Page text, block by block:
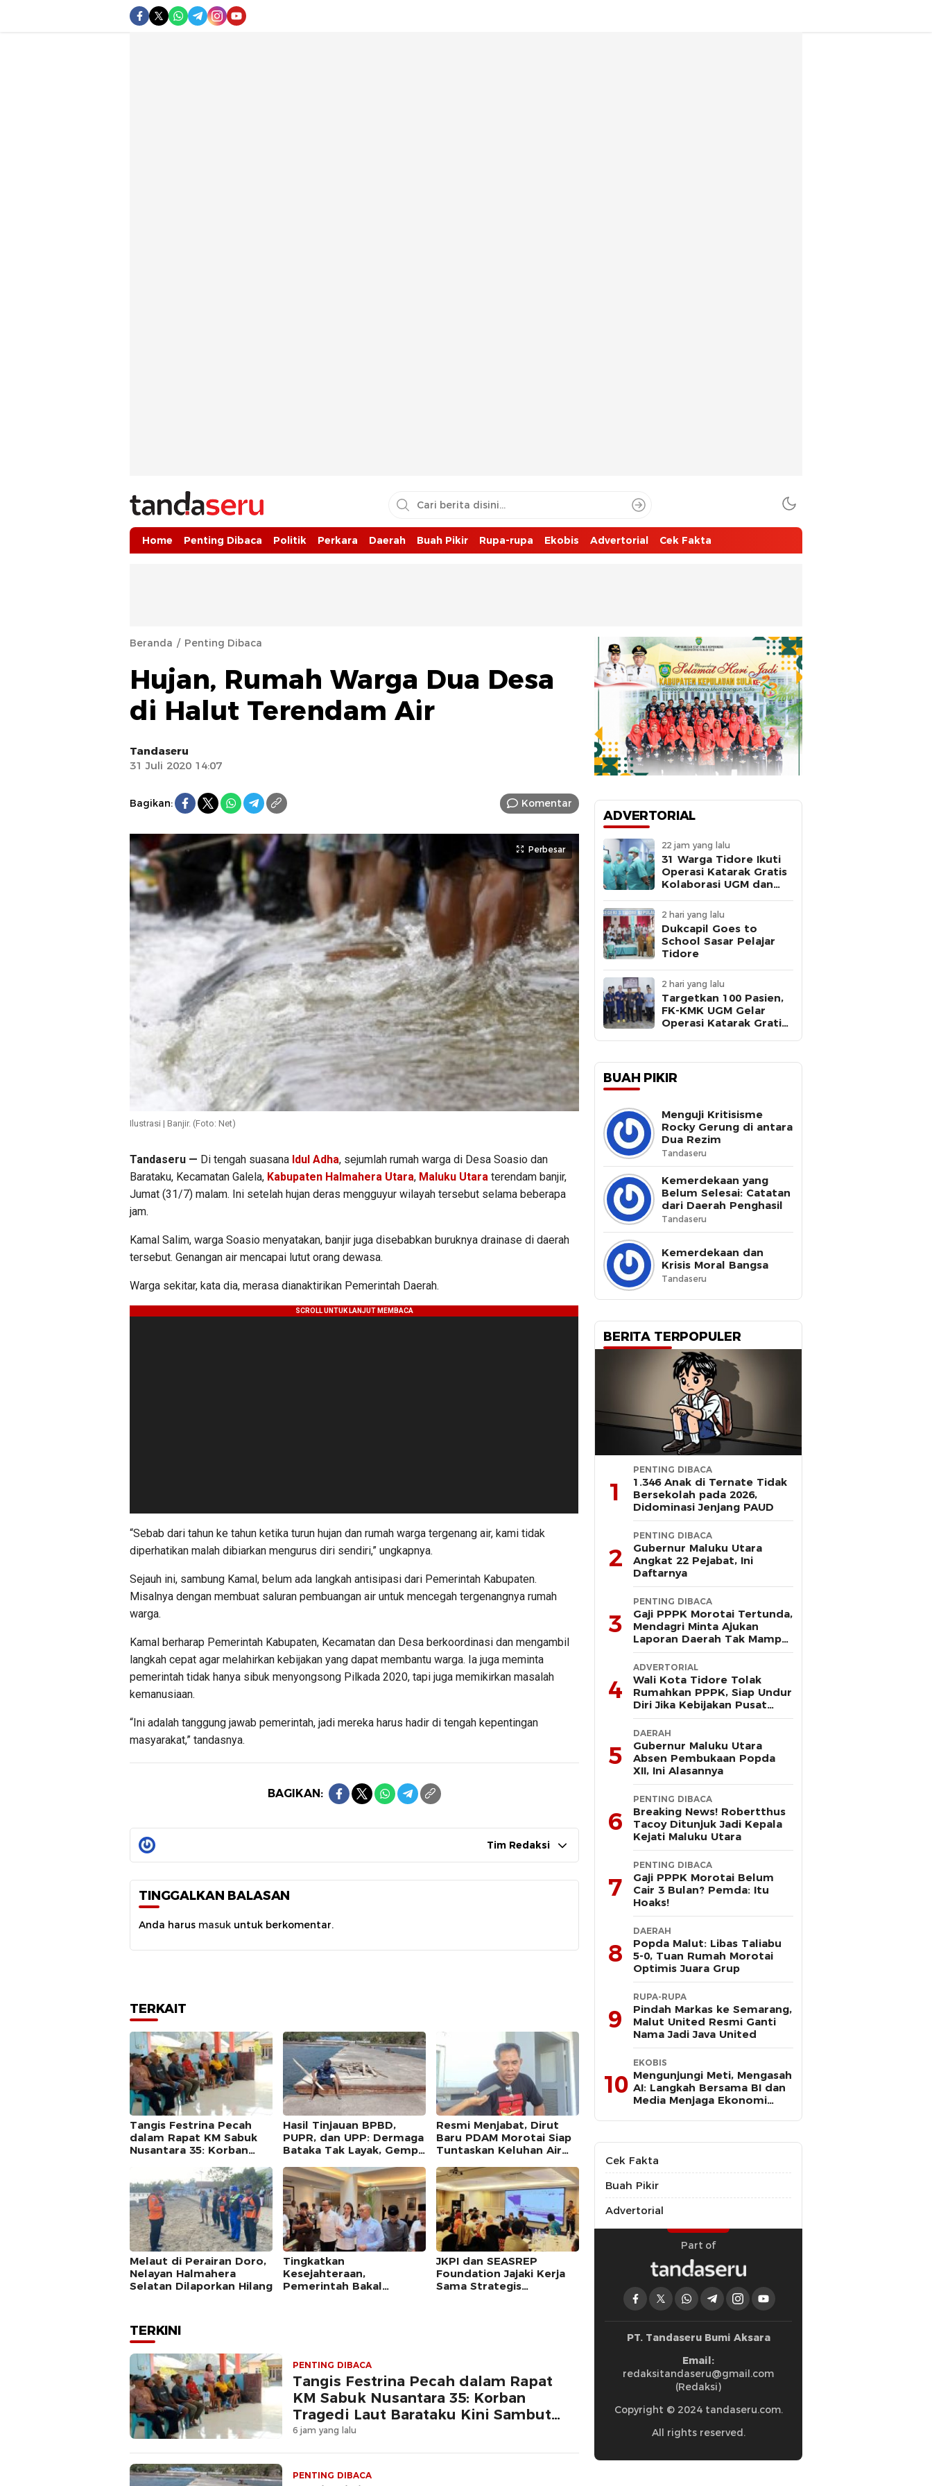
tandaseru.com | Penting Dibaca
tandaseru.com
Home Penting Dibaca Politik Perkara Daerah Buah Pikir Rupa-rupa Ekobis Advertorial Cek Fakta
Beranda Penting Dibaca
Hujan, Rumah Warga Dua Desa
di Halut Terendam Air
Tandaseru
31 Juli 2020 14:07
Bagikan: Komentar
Perbesar
Ilustrasi | Banjir. (Foto: Net)
Tandaseru — Di tengah suasana Idul Adha, sejumlah rumah warga di Desa Soasio dan
Barataku, Kecamatan Galela, Kabupaten Halmahera Utara, Maluku Utara terendam banjir,
Jumat (31/7) malam. Ini setelah hujan deras mengguyur wilayah tersebut selama beberapa
jam.
Kamal Salim, warga Soasio menyatakan, banjir juga disebabkan buruknya drainase di daerah
tersebut. Genangan air mencapai lutut orang dewasa.
Warga sekitar, kata dia, merasa dianaktirikan Pemerintah Daerah.
“Sebab dari tahun ke tahun ketika turun hujan dan rumah warga tergenang air, kami tidak
diperhatikan malah dibiarkan mengurus diri sendiri,” ungkapnya.
Sejauh ini, sambung Kamal, belum ada langkah antisipasi dari Pemerintah Kabupaten.
Misalnya dengan membuat saluran pembuangan air untuk mencegah tergenangnya rumah
warga.
Kamal berharap Pemerintah Kabupaten, Kecamatan dan Desa berkoordinasi dan mengambil
langkah cepat agar melahirkan kebijakan yang dapat membantu warga. Ia juga meminta
pemerintah tidak hanya sibuk menyongsong Pilkada 2020, tapi juga memikirkan masalah
kemanusiaan.
“Ini adalah tanggung jawab pemerintah, jadi mereka harus hadir di tengah kepentingan
masyarakat,” tandasnya.
BAGIKAN:
Tim Redaksi
TINGGALKAN BALASAN
Anda harus masuk untuk berkomentar.
TERKAIT
Tangis Festrina Pecah
dalam Rapat KM Sabuk
Nusantara 35: Korban
Kini Sambut Harapan
Baru
Hasil Tinjauan BPBD,
PUPR, dan UPP: Dermaga
Bataka Tak Layak, Gempa
Resmi Menjabat, Dirut
Baru PDAM Morotai Siap
Tuntaskan Keluhan Air
Melaut di Perairan Doro,
Nelayan Halmahera
Selatan Dilaporkan Hilang
Tingkatkan
Kesejahteraan,
Pemerintah Bakal
JKPI dan SEASREP
Foundation Jajaki Kerja
Sama Strategis
TERKINI
PENTING DIBACA
Tangis Festrina Pecah dalam Rapat
KM Sabuk Nusantara 35: Korban
Tragedi Laut Barataku Kini Sambut
Harapan Baru
6 jam yang lalu
PENTING DIBACA
ADVERTORIAL
22 jam yang lalu
31 Warga Tidore Ikuti
Operasi Katarak Gratis
Kolaborasi UGM dan
2 hari yang lalu
Dukcapil Goes to
School Sasar Pelajar
Tidore
2 hari yang lalu
Targetkan 100 Pasien,
FK-KMK UGM Gelar
Operasi Katarak Gratis
BUAH PIKIR
Menguji Kritisisme
Rocky Gerung di antara
Dua Rezim
Tandaseru
Kemerdekaan yang
Belum Selesai: Catatan
dari Daerah Penghasil
Tandaseru
Kemerdekaan dan
Krisis Moral Bangsa
Tandaseru
BERITA TERPOPULER
1
PENTING DIBACA
1.346 Anak di Ternate Tidak
Bersekolah pada 2026,
Didominasi Jenjang PAUD
2
PENTING DIBACA
Gubernur Maluku Utara
Angkat 22 Pejabat, Ini
Daftarnya
3
PENTING DIBACA
Gaji PPPK Morotai Tertunda,
Mendagri Minta Ajukan
Laporan Daerah Tak Mampu
Bayar Pegawai
4
ADVERTORIAL
Wali Kota Tidore Tolak
Rumahkan PPPK, Siap Undur
Diri Jika Kebijakan Pusat
Korbankan Ribuan Pegawai
5
DAERAH
Gubernur Maluku Utara
Absen Pembukaan Popda
XII, Ini Alasannya
6
PENTING DIBACA
Breaking News! Robertthus
Tacoy Ditunjuk Jadi Kepala
Kejati Maluku Utara
7
PENTING DIBACA
Gaji PPPK Morotai Belum
Cair 3 Bulan? Pemda: Itu
Hoaks!
8
DAERAH
Popda Malut: Libas Taliabu
5-0, Tuan Rumah Morotai
Optimis Juara Grup
9
RUPA-RUPA
Pindah Markas ke Semarang,
Malut United Resmi Ganti
Nama Jadi Java United
10
EKOBIS
Mengunjungi Meti, Mengasah
AI: Langkah Bersama BI dan
Media Menjaga Ekonomi
Cek Fakta
Buah Pikir
Advertorial
Part of
PT. Tandaseru Bumi Aksara
Email:
redaksitandaseru@gmail.com
(Redaksi)
Copyright © 2024 tandaseru.com.
All rights reserved.